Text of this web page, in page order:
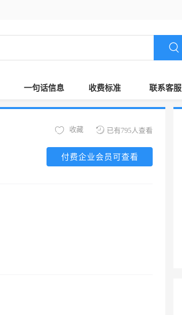
一句话信息 收费标准 联系客服
已有795人查看
收藏
付费企业会员可查看